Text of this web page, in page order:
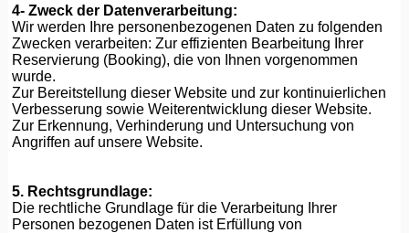
4- Zweck der Datenverarbeitung:
Wir werden Ihre personenbezogenen Daten zu folgenden
Zwecken verarbeiten: Zur effizienten Bearbeitung Ihrer
Reservierung (Booking), die von Ihnen vorgenommen
wurde.
Zur Bereitstellung dieser Website und zur kontinuierlichen
Verbesserung sowie Weiterentwicklung dieser Website.
Zur Erkennung, Verhinderung und Untersuchung von
Angriffen auf unsere Website.
5. Rechtsgrundlage:
Die rechtliche Grundlage für die Verarbeitung Ihrer
Personen bezogenen Daten ist Erfüllung von